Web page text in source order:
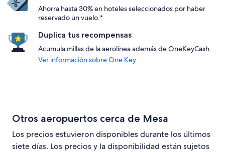
Ahorra hasta 30% en hoteles seleccionados por haber
reservado un vuelo.*
Duplica tus recompensas
Acumula millas de la aerolínea además de OneKeyCash.
Ver información sobre One Key
Otros aeropuertos cerca de Mesa
Los precios estuvieron disponibles durante los últimos
siete días. Los precios y la disponibilidad están sujetos